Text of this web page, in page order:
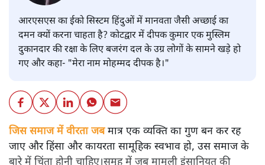
आरएसएस का ईको सिस्टम हिंदुओं में मानवता जैसी अच्छाई का
दमन क्यों करना चाहता है? कोटद्वार में दीपक कुमार एक मुस्लिम
दुकानदार की रक्षा के लिए बजरंग दल के उग्र लोगों के सामने खड़े हो
गए और कहा- "मेरा नाम मोहम्मद दीपक है।"
जिस समाज में वीरता जबमात्र एक व्यक्ति का गुण बन कर रह
जाए और हिंसा और कायरता सामूहिक स्वभाव हो, उस समाज के